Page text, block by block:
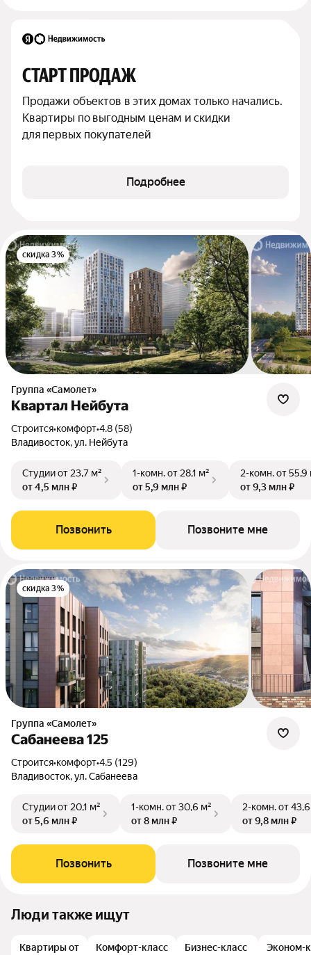
СТАРТ ПРОДАЖ
Продажи объектов в этих домах только начались.
Квартиры по выгодным ценам и скидки
для первых покупателей
Подробнее
скидка 3%
Группа «Самолет»
Квартал Нейбута
Строится•комфорт•4.8 (58)
Владивосток, ул. Нейбута
Студииот 23,7 м²
от 4,5 млн ₽
1-комн.от 28,1 м²
от 5,9 млн ₽
2-комн.от 55,9
от 9,3 млн ₽
Позвонить Позвоните мне
скидка 3%
Группа «Самолет»
Сабанеева 125
Строится•комфорт•4.5 (129)
Владивосток, ул. Сабанеева
Студииот 20,1 м²
от 5,6 млн ₽
1-комн.от 30,6 м²
от 8 млн ₽
2-комн.от
от 9,8 млн ₽
Позвонить Позвоните мне
Люди также ищут
Квартиры от
Комфорт-класс Бизнес-класс Эконом-